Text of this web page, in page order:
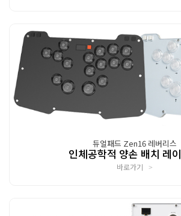
듀얼패드 Zen16 레버리스
인체공학적 양손 배치 레
바로가기 >